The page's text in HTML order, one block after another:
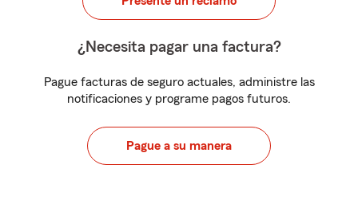
¿Necesita pagar una factura?
Pague facturas de seguro actuales, administre las
notificaciones y programe pagos futuros.
Pague a su manera